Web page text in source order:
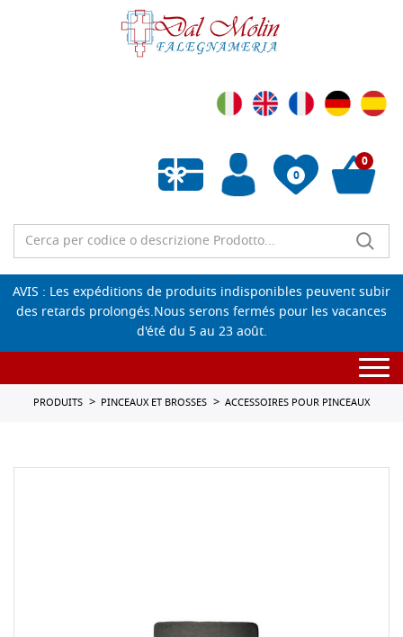
0
Liste de souhaits vide
0
AVIS : Les expéditions de produits indisponibles peuvent subir
des retards prolongés.Nous serons fermés pour les vacances
d'été du 5 au 23 août.
PRODUITS PINCEAUX ET BROSSES ACCESSOIRES POUR PINCEAUX